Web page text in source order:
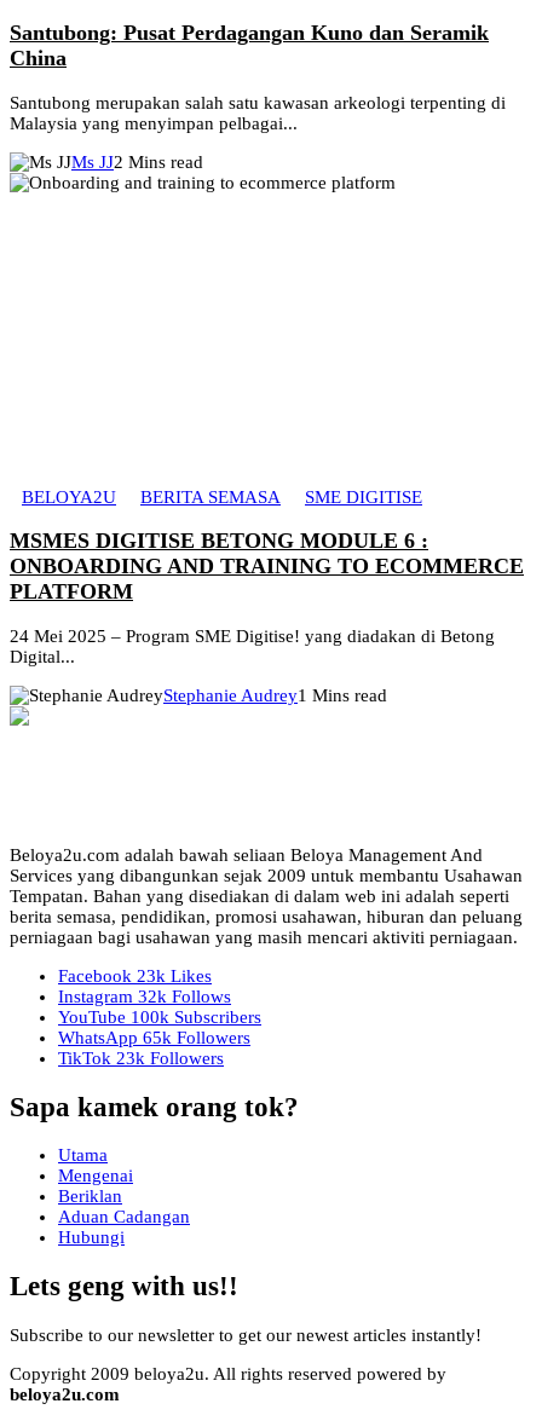
Santubong: Pusat Perdagangan Kuno dan Seramik
China
Santubong merupakan salah satu kawasan arkeologi terpenting di
Malaysia yang menyimpan pelbagai...
Ms JJ2 Mins read
BELOYA2U BERITA SEMASA SME DIGITISE
MSMES DIGITISE BETONG MODULE 6 :
ONBOARDING AND TRAINING TO ECOMMERCE
PLATFORM
24 Mei 2025 – Program SME Digitise! yang diadakan di Betong
Digital...
Stephanie Audrey1 Mins read
Beloya2u.com adalah bawah seliaan Beloya Management And
Services yang dibangunkan sejak 2009 untuk membantu Usahawan
Tempatan. Bahan yang disediakan di dalam web ini adalah seperti
berita semasa, pendidikan, promosi usahawan, hiburan dan peluang
perniagaan bagi usahawan yang masih mencari aktiviti perniagaan.
Facebook 23k Likes
Instagram 32k Follows
YouTube 100k Subscribers
WhatsApp 65k Followers
TikTok 23k Followers
Sapa kamek orang tok?
Utama
Mengenai
Beriklan
Aduan Cadangan
Hubungi
Lets geng with us!!
Subscribe to our newsletter to get our newest articles instantly!
Copyright 2009 beloya2u. All rights reserved powered by
beloya2u.com